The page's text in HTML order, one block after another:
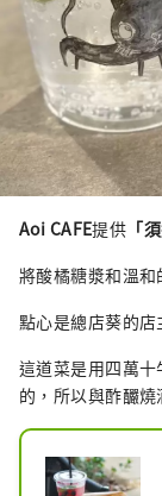
Aoi CAFE提供 「
將酸橘糖漿和溫和
點心是總店葵的店
這道菜是用四萬
的，所以與酢釅燒